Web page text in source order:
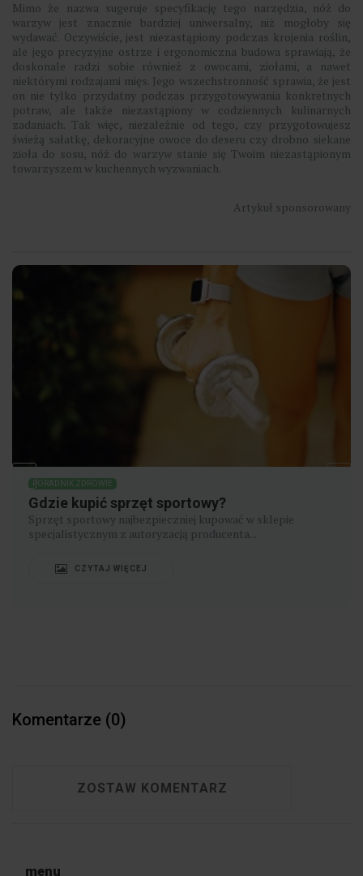
Mimo że nazwa sugeruje specyfikację tego narzędzia, nóż do
warzyw jest znacznie bardziej uniwersalny, niż mogłoby się
wydawać. Oczywiście, jest niezastąpiony podczas krojenia roślin,
ale jego precyzyjne ostrze i ergonomiczna budowa sprawiają, że
doskonale radzi sobie również z owocami, ziołami, a nawet
niektórymi rodzajami mięs. Jego wszechstronność sprawia, że jest
on nie tylko przydatny podczas przygotowywania konkretnych
potraw, ale także niezastąpiony w codziennych kulinarnych
zadaniach. Tak więc, niezależnie od tego, czy przygotowujesz
świeżą sałatkę, dekoracyjne owoce do deseru czy drobno siekane
zioła do sosu, nóż do warzyw stanie się Twoim niezastąpionym
towarzyszem w kuchennych wyzwaniach.
Artykuł sponsorowany
PORADNIK ZDROWIE
Gdzie kupić sprzęt sportowy?
​Sprzęt sportowy najbezpieczniej kupować w sklepie
specjalistycznym z autoryzacją producenta...
CZYTAJ WIĘCEJ
Komentarze (0)
ZOSTAW KOMENTARZ
menu